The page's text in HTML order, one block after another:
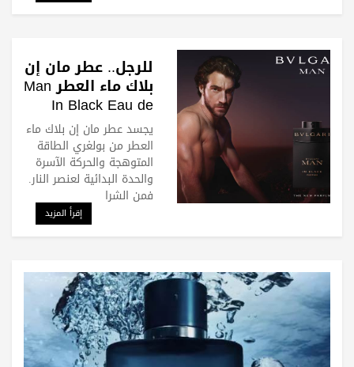
للرجل.. عطر مان إن
بلاك ماء العطر Man
In Black Eau de
Parfum من بولغري
يجسد عطر مان إن بلاك ماء
العطر من بولغري الطاقة
المتوهجة والحركة الآسرة
والحدة البدائية لعنصر النار.
فمن الشرا
إقرأ المزيد